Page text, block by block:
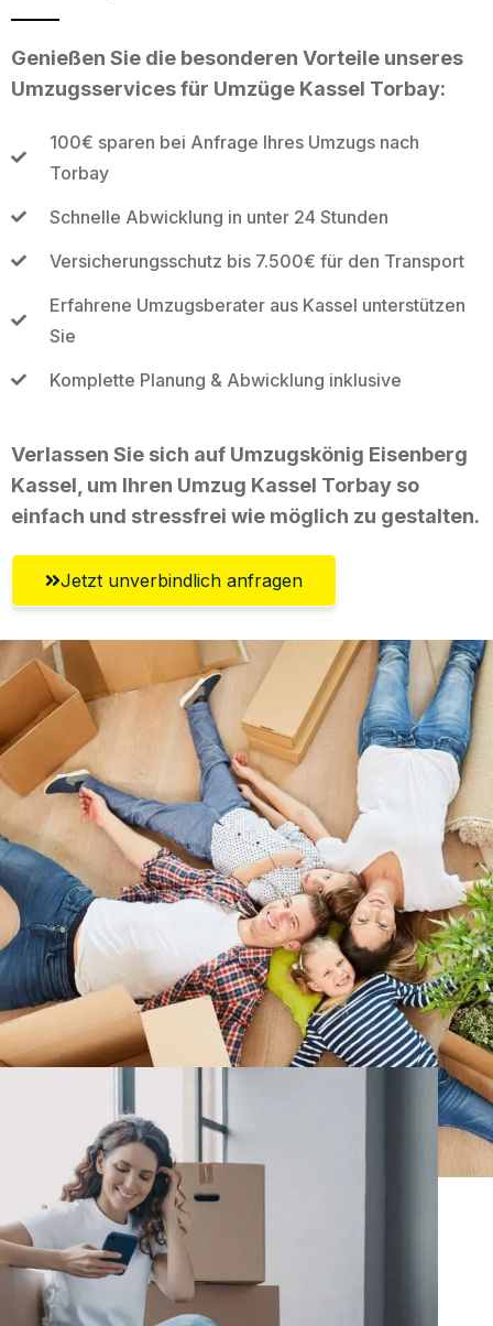
Genießen Sie die besonderen Vorteile unseres
Umzugsservices für Umzüge Kassel Torbay:
100€ sparen bei Anfrage Ihres Umzugs nach
Torbay
Schnelle Abwicklung in unter 24 Stunden
Versicherungsschutz bis 7.500€ für den Transport
Erfahrene Umzugsberater aus Kassel unterstützen
Sie
Komplette Planung & Abwicklung inklusive
Verlassen Sie sich auf Umzugskönig Eisenberg
Kassel, um Ihren Umzug Kassel Torbay so
einfach und stressfrei wie möglich zu gestalten.
Jetzt unverbindlich anfragen